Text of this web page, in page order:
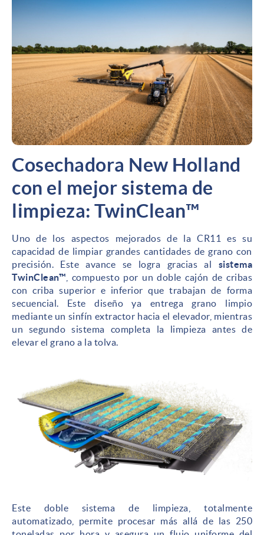
Cosechadora New Holland
con el mejor sistema de
limpieza: TwinClean™
Uno de los aspectos mejorados de la CR11 es su
capacidad de limpiar grandes cantidades de grano con
precisión. Este avance se logra gracias al sistema
TwinClean™ , compuesto por un doble cajón de cribas
con criba superior e inferior que trabajan de forma
secuencial. Este diseño ya entrega grano limpio
mediante un sinfín extractor hacia el elevador, mientras
un segundo sistema completa la limpieza antes de
elevar el grano a la tolva.
Este doble sistema de limpieza, totalmente
automatizado, permite procesar más allá de las 250